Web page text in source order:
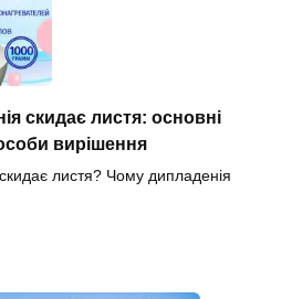
скидає листя: основні
вирішення
листя? Чому дипладенія